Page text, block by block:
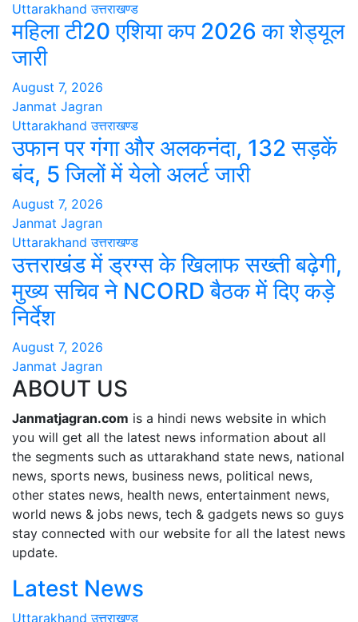
Uttarakhand उत्तराखण्ड
महिला टी20 एशिया कप 2026 का शेड्यूल
जारी
August 7, 2026
Janmat Jagran
Uttarakhand उत्तराखण्ड
उफान पर गंगा और अलकनंदा, 132 सड़कें
बंद, 5 जिलों में येलो अलर्ट जारी
August 7, 2026
Janmat Jagran
Uttarakhand उत्तराखण्ड
उत्तराखंड में ड्रग्स के खिलाफ सख्ती बढ़ेगी,
मुख्य सचिव ने NCORD बैठक में दिए कड़े
निर्देश
August 7, 2026
Janmat Jagran
ABOUT US
Janmatjagran.com is a hindi news website in which
you will get all the latest news information about all
the segments such as uttarakhand state news, national
news, sports news, business news, political news,
other states news, health news, entertainment news,
world news & jobs news, tech & gadgets news so guys
stay connected with our website for all the latest news
update.
Latest News
Uttarakhand उत्तराखण्ड